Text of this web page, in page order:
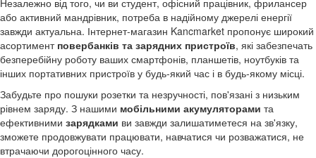
або активний мандрівник, потреба в надійному джерелі енергії
завжди актуальна. Інтернет-магазин Kancmarket пропонує широкий
асортимент повербанків та зарядних пристроїв, які забезпечать
безперебійну роботу ваших смартфонів, планшетів, ноутбуків та
інших портативних пристроїв у будь-який час і в будь-якому місці.
Забудьте про пошуки розетки та незручності, пов'язані з низьким
рівнем заряду. З нашими мобільними акумуляторами та
ефективними зарядками ви завжди залишатиметеся на зв'язку,
зможете продовжувати працювати, навчатися чи розважатися, не
втрачаючи дорогоцінного часу.